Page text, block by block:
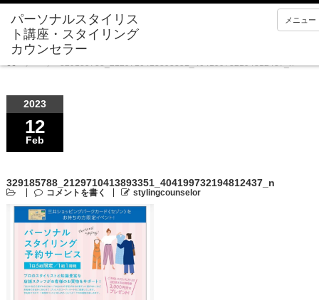
メニュー
329185788_2129710413893351_404199732194812437_n
2023
12
Feb
329185788_2129710413893351_404199732194812437_n
コメントを書く stylingcounselor